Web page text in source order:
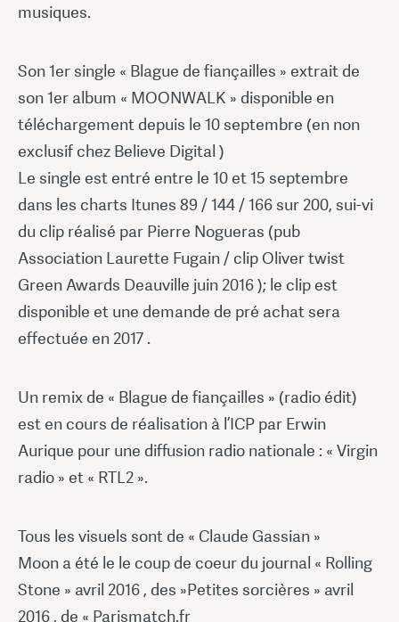
musiques.
Son 1er single « Blague de fiançailles » extrait de
son 1er album « MOONWALK » disponible en
téléchargement depuis le 10 septembre (en non
exclusif chez Believe Digital )
Le single est entré entre le 10 et 15 septembre
dans les charts Itunes 89 / 144 / 166 sur 200, sui-vi
du clip réalisé par Pierre Nogueras (pub
Association Laurette Fugain / clip Oliver twist
Green Awards Deauville juin 2016 ); le clip est
disponible et une demande de pré achat sera
effectuée en 2017 .
Un remix de « Blague de fiançailles » (radio édit)
est en cours de réalisation à l’ICP par Erwin
Aurique pour une diffusion radio nationale : « Virgin
radio » et « RTL2 ».
Tous les visuels sont de « Claude Gassian »
Moon a été le le coup de coeur du journal « Rolling
Stone » avril 2016 , des »Petites sorcières » avril
2016 , de « Parismatch.fr